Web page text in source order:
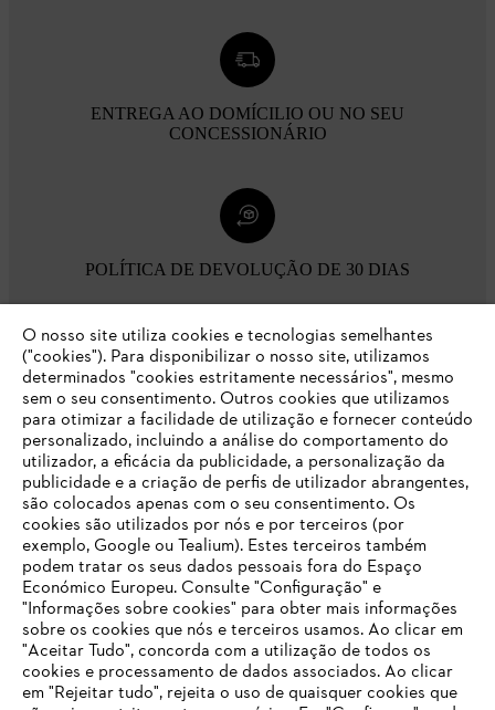
ENTREGA AO DOMÍCILIO OU NO SEU
CONCESSIONÁRIO
POLÍTICA DE DEVOLUÇÃO DE 30 DIAS
Opções de pagamento
Empresa
FAQs Loja Online
Contacto
O SEU NAVEGADOR NÃO SUPORTA
ESTE WEBSITE
O nosso site utiliza cookies e tecnologias semelhantes
("cookies"). Para disponibilizar o nosso site, utilizamos
determinados "cookies estritamente necessários", mesmo
sem o seu consentimento. Outros cookies que utilizamos
para otimizar a facilidade de utilização e fornecer conteúdo
personalizado, incluindo a análise do comportamento do
utilizador, a eficácia da publicidade, a personalização da
publicidade e a criação de perfis de utilizador abrangentes,
são colocados apenas com o seu consentimento. Os
cookies são utilizados por nós e por terceiros (por
exemplo, Google ou Tealium). Estes terceiros também
podem tratar os seus dados pessoais fora do Espaço
Económico Europeu. Consulte "Configuração" e
"Informações sobre cookies" para obter mais informações
sobre os cookies que nós e terceiros usamos. Ao clicar em
"Aceitar Tudo", concorda com a utilização de todos os
cookies e processamento de dados associados. Ao clicar
em "Rejeitar tudo", rejeita o uso de quaisquer cookies que